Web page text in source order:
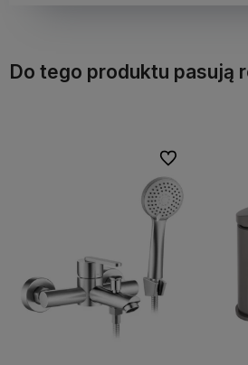
Do tego produktu pasują
Do ulubionych